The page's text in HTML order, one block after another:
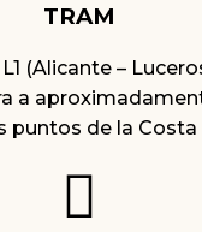
TRAM
(Alicante –
a
puntos de la Costa